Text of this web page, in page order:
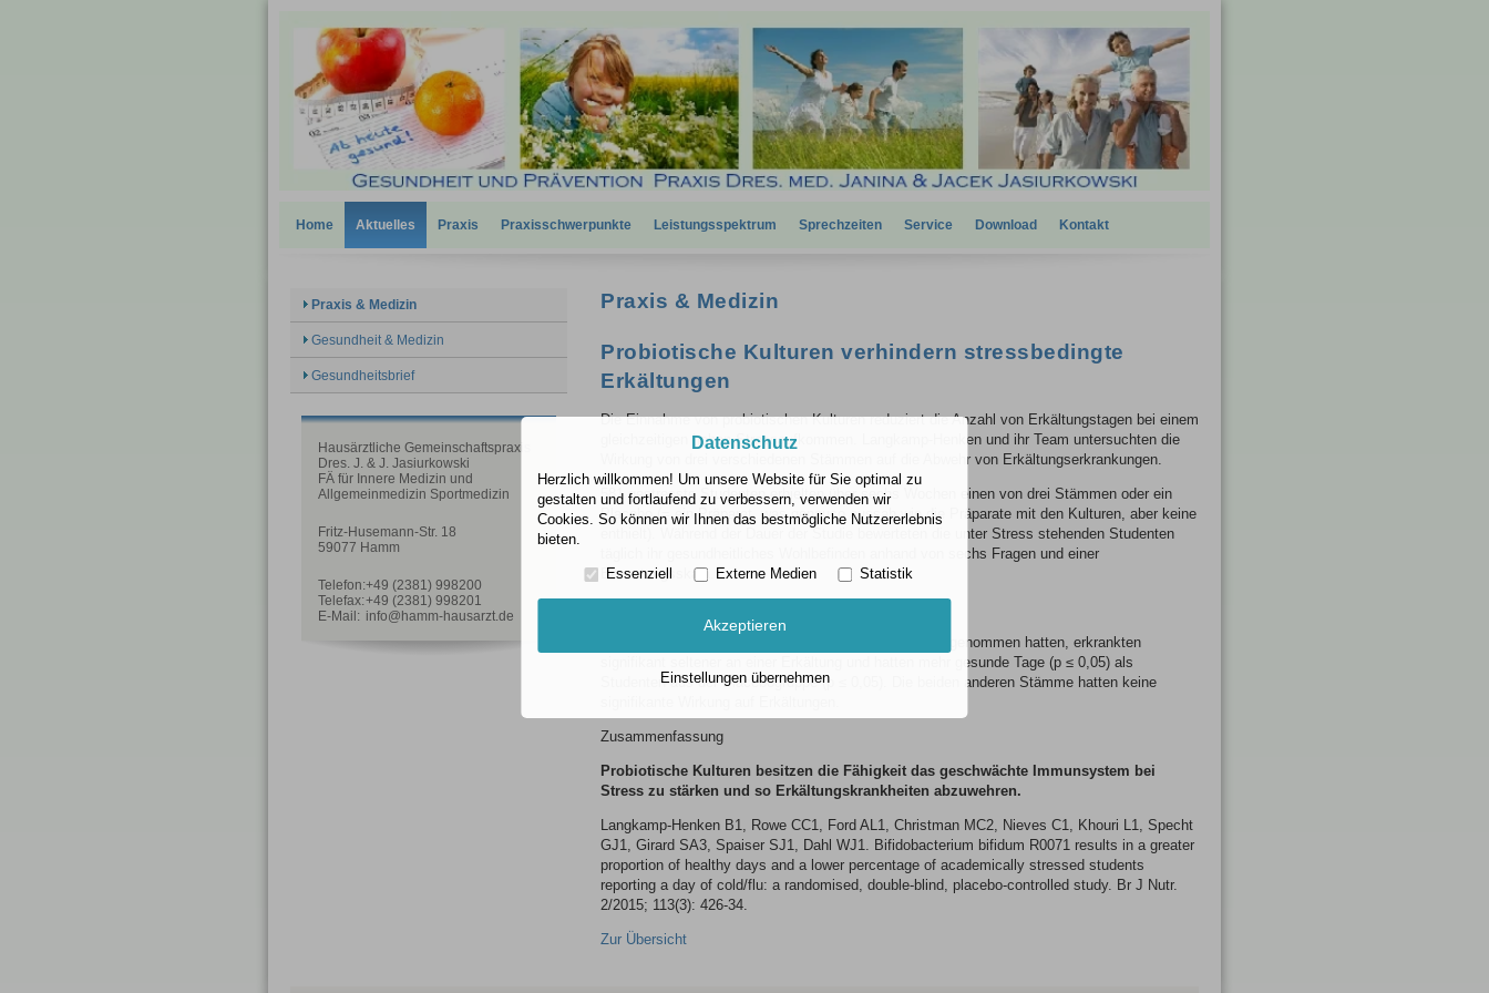
Home Aktuelles Praxis Praxisschwerpunkte Leistungsspektrum Sprechzeiten Service Download Kontakt
Praxis & Medizin
Gesundheit & Medizin
Gesundheitsbrief
Hausärztliche Gemeinschaftspraxis
Dres. J. & J. Jasiurkowski
FÄ für Innere Medizin und
Allgemeinmedizin Sportmedizin
Fritz-Husemann-Str. 18
59077 Hamm
Telefon:+49 (2381) 998200
Telefax:+49 (2381) 998201
E-Mail: info@hamm-hausarzt.de
Praxis & Medizin
Probiotische Kulturen verhindern stressbedingte
Erkältungen
Die Einnahme von probiotischen Kulturen reduziert die Anzahl von Erkältungstagen bei einem
gleichzeitigen hohen Stressaufkommen. Langkamp-Henken und ihr Team untersuchten die
Wirkung von drei verschiedenen Stämmen auf die Abwehr von Erkältungserkrankungen.
581 gestresste Studenten erhielten über sechs Wochen einen von drei Stämmen oder ein
Placebo (= ein Präparat, was genauso aussah wie die Präparate mit den Kulturen, aber keine
enthielt). Während der Dauer der Studie bewerteten die unter Stress stehenden Studenten
täglich ihr gesundheitliches Wohlbefinden anhand von sechs Fragen und einer
Bewertungsskala.
Studenten, die einen Bifidobakterium bifido-Stamm eingenommen hatten, erkrankten
signifikant seltener an einer Erkältung und hatten mehr gesunde Tage (p ≤ 0,05) als
Studenten aus der Placebogruppe (p ≤ 0,05). Die beiden anderen Stämme hatten keine
Zusammenfassung
Probiotische Kulturen besitzen die Fähigkeit das geschwächte Immunsystem bei
Stress zu stärken und so Erkältungskrankheiten abzuwehren.
Langkamp-Henken B1, Rowe CC1, Ford AL1, Christman MC2, Nieves C1, Khouri L1, Specht
GJ1, Girard SA3, Spaiser SJ1, Dahl WJ1. Bifidobacterium bifidum R0071 results in a greater
proportion of healthy days and a lower percentage of academically stressed students
reporting a day of cold/flu: a randomised, double-blind, placebo-controlled study. Br J Nutr.
2/2015; 113(3): 426-34.
Zur Übersicht
Datenschutz
Herzlich willkommen! Um unsere Website für Sie optimal zu
gestalten und fortlaufend zu verbessern, verwenden wir
Cookies. So können wir Ihnen das bestmögliche Nutzererlebnis
bieten.
Essenziell Externe Medien Statistik
Akzeptieren
Einstellungen übernehmen